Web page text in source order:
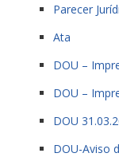
Parecer
Ata
DOU –
DOU –
DOU
DOU-Aviso